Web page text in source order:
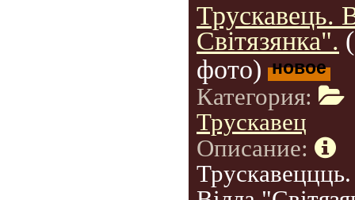
Трускавець.
Світязянка".
фото) новое
Категория:
Трускавец
Описание:
Трускавеццць.